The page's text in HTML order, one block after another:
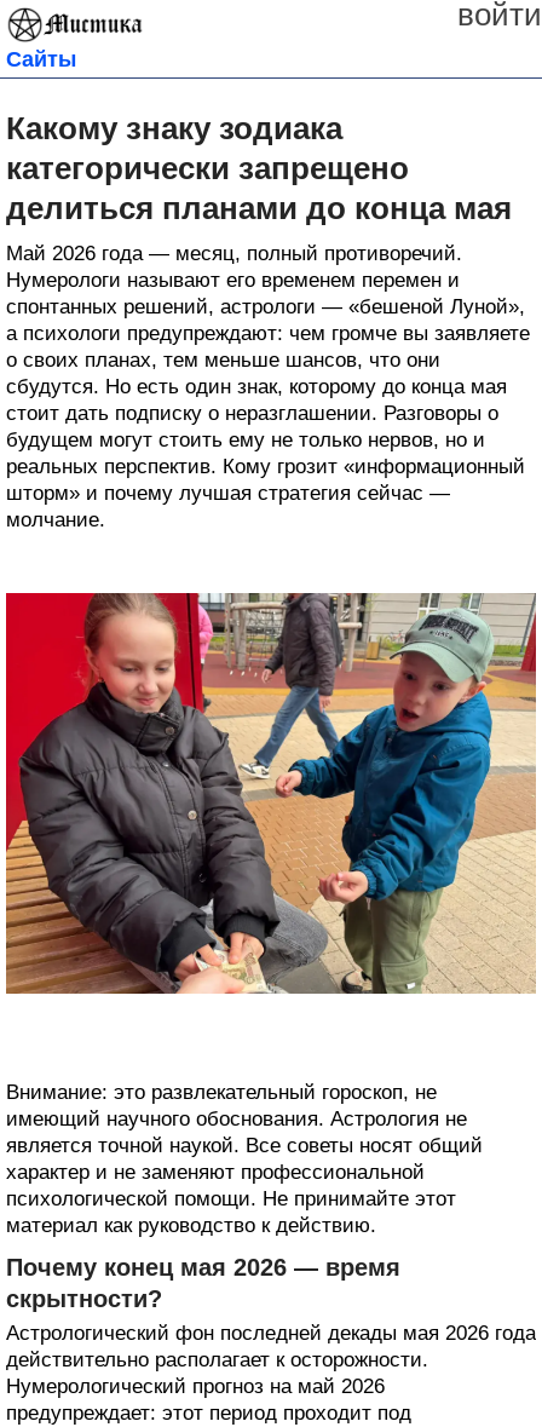
войти
Сайты
Какому знаку зодиака
категорически запрещено
делиться планами до конца мая
Май 2026 года — месяц, полный противоречий.
Нумерологи называют его временем перемен и
спонтанных решений, астрологи — «бешеной Луной»,
а психологи предупреждают: чем громче вы заявляете
о своих планах, тем меньше шансов, что они
сбудутся. Но есть один знак, которому до конца мая
стоит дать подписку о неразглашении. Разговоры о
будущем могут стоить ему не только нервов, но и
реальных перспектив. Кому грозит «информационный
шторм» и почему лучшая стратегия сейчас —
молчание.
Внимание: это развлекательный гороскоп, не
имеющий научного обоснования. Астрология не
является точной наукой. Все советы носят общий
характер и не заменяют профессиональной
психологической помощи. Не принимайте этот
материал как руководство к действию.
Почему конец мая 2026 — время
скрытности?
Астрологический фон последней декады мая 2026 года
действительно располагает к осторожности.
Нумерологический прогноз на май 2026
предупреждает: этот период проходит под